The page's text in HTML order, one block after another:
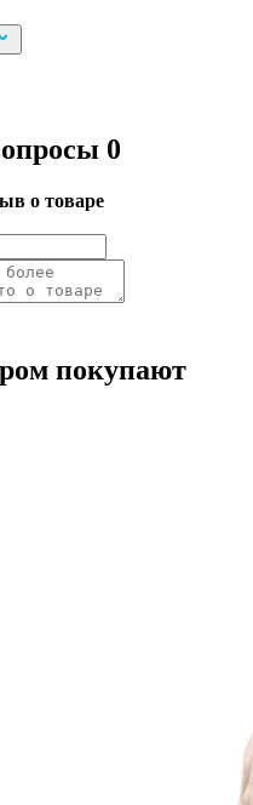
0
о товаре
покупают